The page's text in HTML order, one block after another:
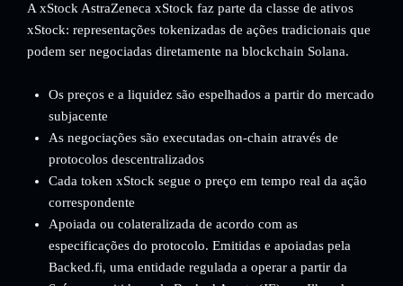
A xStock AstraZeneca xStock faz parte da classe de ativos
xStock: representações tokenizadas de ações tradicionais que
podem ser negociadas diretamente na blockchain Solana.
Os preços e a liquidez são espelhados a partir do mercado
subjacente
As negociações são executadas on-chain através de
protocolos descentralizados
Cada token xStock segue o preço em tempo real da ação
correspondente
Apoiada ou colateralizada de acordo com as
especificações do protocolo. Emitidas e apoiadas pela
Backed.fi, uma entidade regulada a operar a partir da